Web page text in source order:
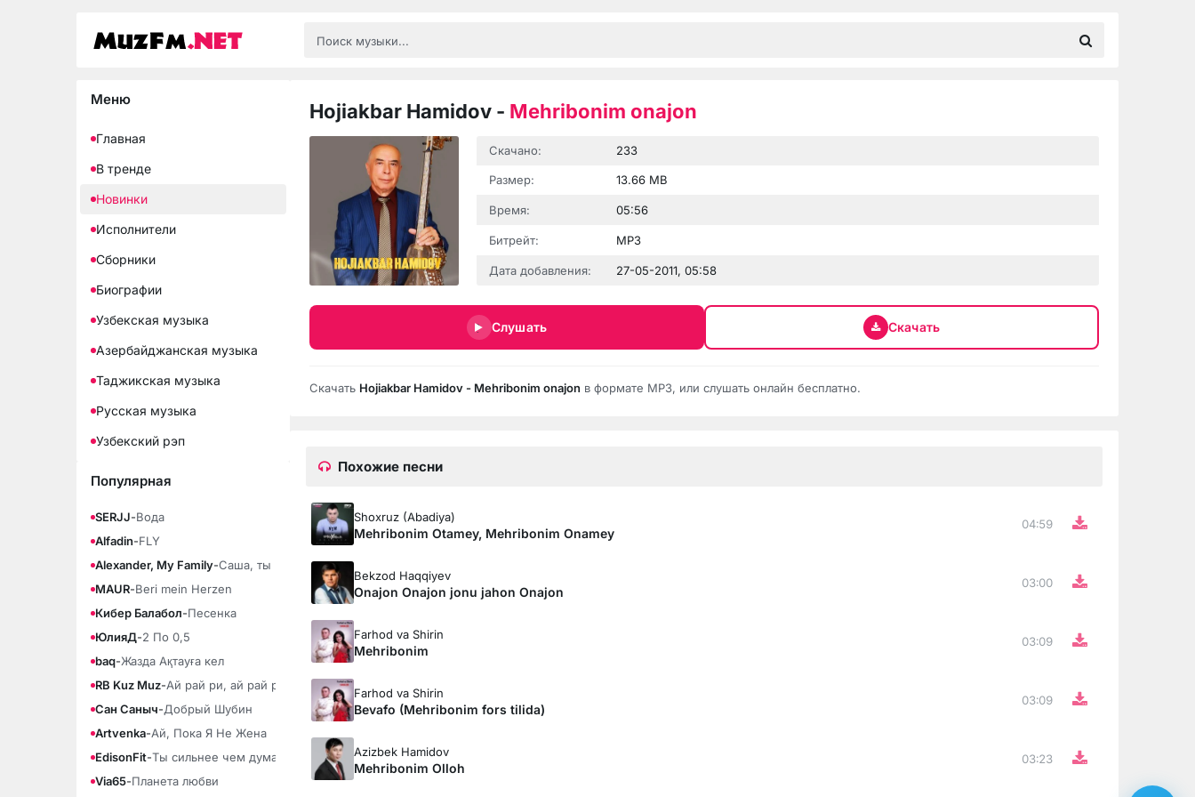
Меню
Главная
В тренде
Новинки
Исполнители
Сборники
Биографии
Узбекская музыка
Азербайджанская музыка
Таджикская музыка
Русская музыка
Узбекский рэп
Популярная
SERJJ-Вода
Alfadin-FLY
Alexander, My Family-Саша, ты моя любовь
MAUR-Beri mein Herzen
Кибер Балабол-Песенка
ЮлияД-2 По 0,5
baq-Жазда Ақтауға кел
RB Kuz Muz-Ай рай ри, ай рай ра
Сан Саныч-Добрый Шубин
Artvenka-Ай, Пока Я Не Жена
EdisonFit-Ты сильнее чем думаешь
Via65-Планета любви
Hojiakbar Hamidov - Mehribonim onajon
Скачано: 233
Размер: 13.66 MB
Время: 05:56
Битрейт: MP3
Дата добавления: 27-05-2011, 05:58
Слушать Скачать
Скачать Hojiakbar Hamidov - Mehribonim onajon в формате MP3, или слушать онлайн бесплатно.
Похожие песни
Shoxruz (Abadiya)
Mehribonim Otamey, Mehribonim Onamey
04:59
Bekzod Haqqiyev
Onajon Onajon jonu jahon Onajon
03:00
Farhod va Shirin
Mehribonim
03:09
Farhod va Shirin
Bevafo (Mehribonim fors tilida)
03:09
Azizbek Hamidov
Mehribonim Olloh
03:23